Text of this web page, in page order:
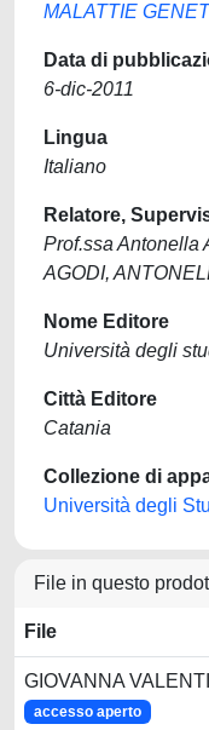
MALATTIE
Data di
6-dic-2011
Lingua
Italiano
Relatore,
Prof.ssa Antonella
AGODI,
Nome Editore
Università degli
Città Editore
Catania
Collezione di
Università degli
File in questo
File
GIOVANNA
accesso aperto